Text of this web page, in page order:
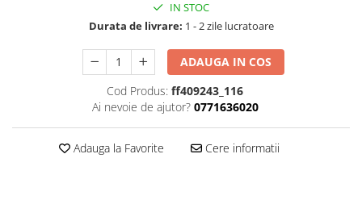
Casute de papusi
MACHETE MOTOCICLETE SI
MACHETE NAVE MILITARE –
Miniaturi Navale de Colectie
MACHETE RALIU – Miniaturi Masini
MACHETE VEHICULE INTERVENTIE
Articole Petrecere
ARTICOLE PENTRU VALENTINE'S
BALOANE AIRWALKERS
BALOANE MODELE DEOSEBITE
BALOANE MUZICALE
BALOANE SUPERSHAPE SI JUMBO
IN STOC
Durata de livrare: 1 - 2 zile lucratoare
ADAUGA IN COS
Cod Produs: ff409243_116
Ai nevoie de ajutor? 0771636020
Adauga la Favorite Cere informatii